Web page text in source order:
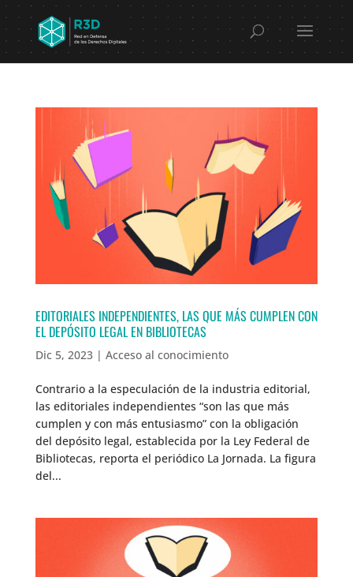
EDITORIALES INDEPENDIENTES, LAS QUE MÁS CUMPLEN CON
EL DEPÓSITO LEGAL EN BIBLIOTECAS
Dic 5, 2023| Acceso al conocimiento
Contrario a la especulación de la industria editorial,
las editoriales independientes “son las que más
cumplen y con más entusiasmo” con la obligación
del depósito legal, establecida por la Ley Federal de
Bibliotecas, reporta el periódico La Jornada. La figura
del...